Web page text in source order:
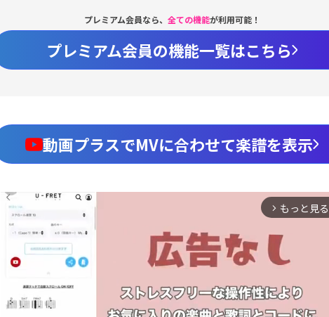
プレミアム会員なら、 全ての機能が利用可能！
プレミアム会員の機能一覧はこちら
動画プラスでMVに合わせて楽譜を表示
arrow_forward_ios もっと見る